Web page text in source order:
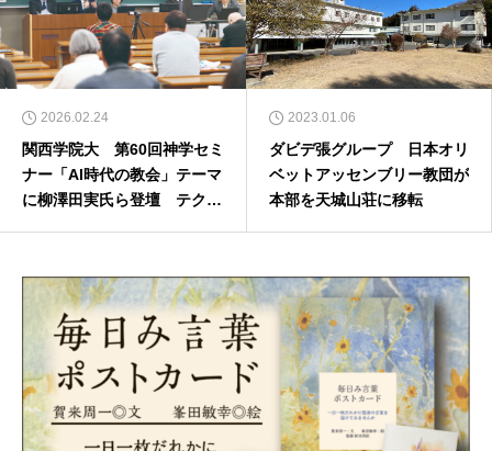
2026.02.24
関西学院大 第60回神学セミ
ナー「AI時代の教会」テーマ
に柳澤田実氏ら登壇 テクノ
2023.01.06
ダビデ張グループ 日本オリ
ベットアッセンブリー教団が
本部を天城山荘に移転